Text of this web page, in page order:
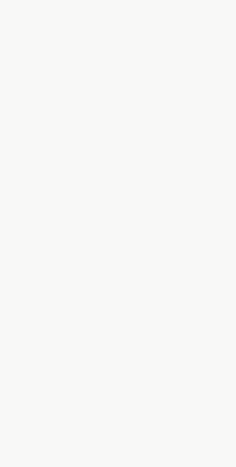
Я
Твоя
Ты
Твой
Мне
Твоя
Рядом